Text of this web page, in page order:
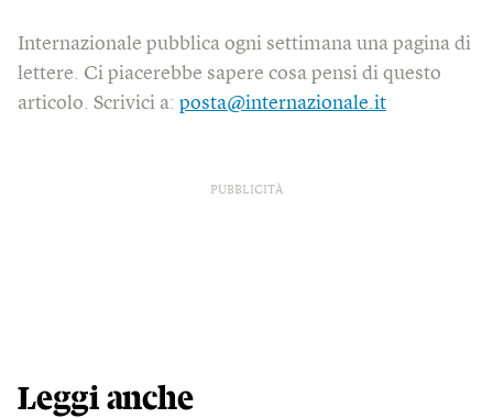
Internazionale pubblica ogni settimana una pagina di
lettere. Ci piacerebbe sapere cosa pensi di questo
articolo. Scrivici a: posta@internazionale.it
PUBBLICITÀ
Leggi anche